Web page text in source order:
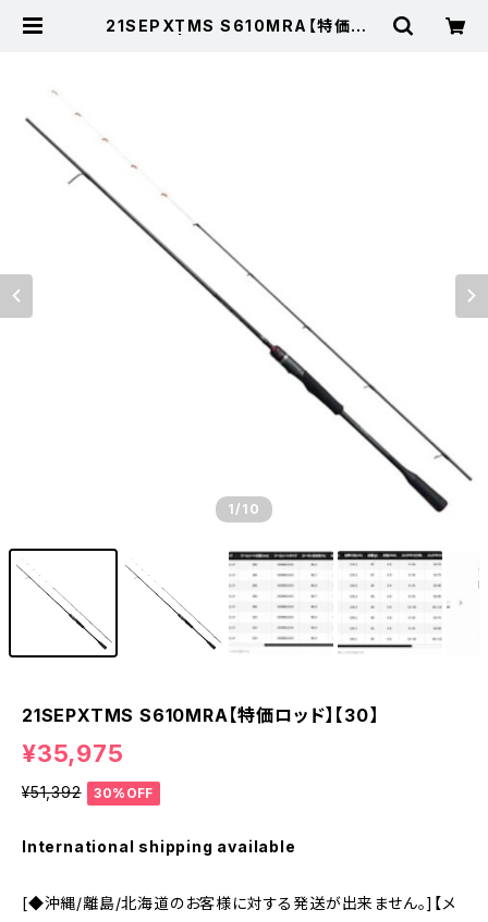
21SEPXTMS S610MRA【特価ロッ
1 /10
21SEPXTMS S610MRA【特価ロッド】【30】
¥35,975
¥51,392 30%OFF
International shipping available
[◆沖縄/離島/北海道のお客様に対する発送が出来ません。]【メ